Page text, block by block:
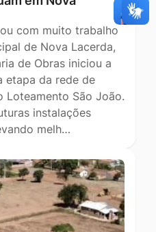
com muito trabalho
de Nova Lacerda,
de Obras iniciou a
etapa da rede de
Loteamento São João.
instalações
melh…